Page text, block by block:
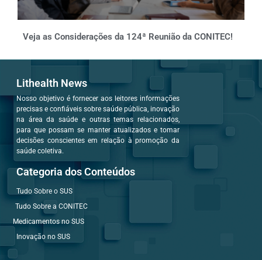
Veja as Considerações da 124ª Reunião da CONITEC!
Lithealth News
Nosso objetivo é fornecer aos leitores informações
precisas e confiáveis sobre saúde pública, inovação
na área da saúde e outras temas relacionados,
para que possam se manter atualizados e tomar
decisões conscientes em relação à promoção da
saúde coletiva.
Categoria dos Conteúdos
Tudo Sobre o SUS
Tudo Sobre a CONITEC
Medicamentos no SUS
Inovação no SUS